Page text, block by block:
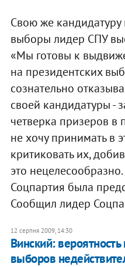
Свою же кандидатуру
выборы лидер СПУ
«Мы готовы к
на президентских
сознательно
своей кандидатуры -
четверка призеров в
не хочу принимать в
критиковать их,
это
Соцпартия была
Сообщил лидер
12 серпня 2009, 14:30
Винский: вероятность
выборов